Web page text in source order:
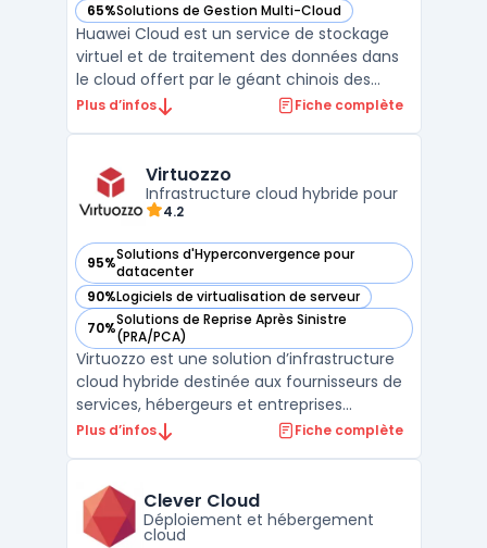
65%Solutions de Gestion Multi-Cloud
— voir Huawei Cloud dans cette catégorie
Huawei Cloud est un service de stockage
virtuel et de traitement des données dans
le cloud offert par le géant chinois des
télécommunications, Huawei Technologies.
analyser leurs données à distance, en toute
sécurité et de ...
Plus d’infos Fiche complète
Virtuozzo
Infrastructure cloud hybride pour
4.2
95%Solutions d'Hyperconvergence pour
datacenter
— voir Virtuozzo dans cette catégorie
90%Logiciels de virtualisation de serveur
— voir Virtuozzo dans cette catégorie
70%Solutions de Reprise Après Sinistre
(PRA/PCA)
— voir Virtuozzo dans cette catégorie
Virtuozzo est une solution d’infrastructure
cloud hybride destinée aux fournisseurs de
services, hébergeurs et entreprises
recherchant une plateforme flexible pour
combinaison de technologies de
virtualisation, de containers et ...
Plus d’infos Fiche complète
Clever Cloud
Déploiement et hébergement
cloud